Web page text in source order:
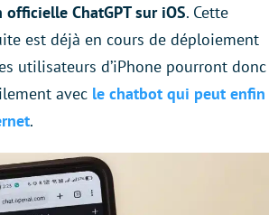
ChatGPT sur iOS. Cette
est déjà en cours de déploiement
utilisateurs d’iPhone pourront donc
avec le chatbot qui peut enfin
.